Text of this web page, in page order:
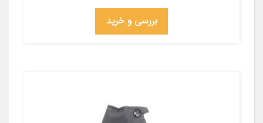
بررسی و خرید